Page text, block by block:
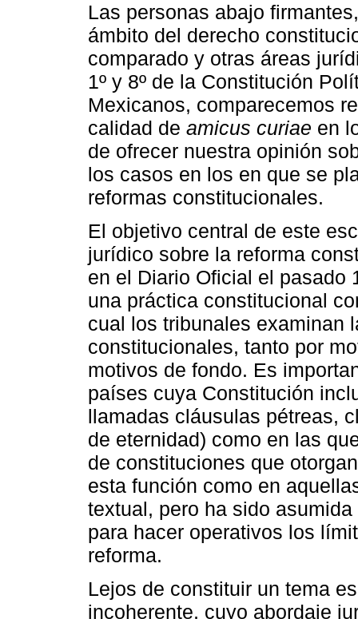
Las personas abajo
ámbito del derecho
comparado y otras áreas
1º y 8º de la Constitución
Mexicanos, comparecemos
calidad de amicus curiae en
de ofrecer nuestra opinión
los casos en los en que se
reformas constitucionales.
El objetivo central de este
jurídico sobre la reforma
en el Diario Oficial el pasado
una práctica constitucional
cual los tribunales examinan
constitucionales, tanto por
motivos de fondo. Es
países cuya Constitución
llamadas cláusulas pétreas,
de eternidad) como en las
de constituciones que
esta función como en
textual, pero ha sido
para hacer operativos los
reforma.
Lejos de constituir un tema
incoherente, cuyo abordaje